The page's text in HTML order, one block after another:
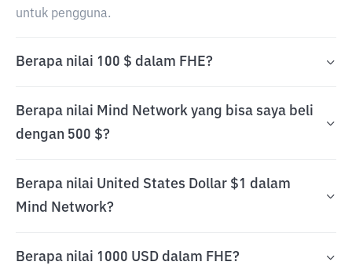
untuk pengguna.
Berapa nilai 100 $ dalam FHE?
Berapa nilai Mind Network yang bisa saya beli
dengan 500 $?
Berapa nilai United States Dollar $1 dalam
Mind Network?
Berapa nilai 1000 USD dalam FHE?